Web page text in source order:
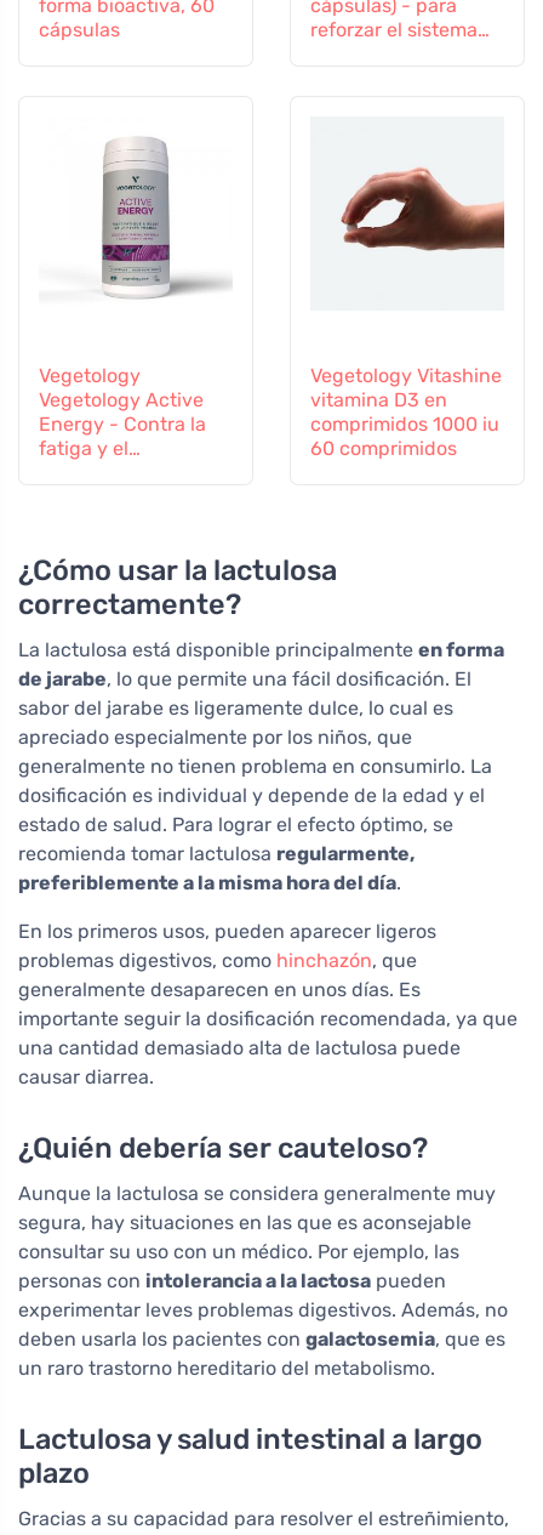
forma bioactiva, 60
cápsulas
cápsulas) - para
reforzar el sistema
Vegetology
Vegetology Active
Energy - Contra la
fatiga y el
Vegetology Vitashine
vitamina D3 en
comprimidos 1000 iu
60 comprimidos
¿Cómo usar la lactulosa
correctamente?
La lactulosa está disponible principalmente en forma
de jarabe, lo que permite una fácil dosificación. El
sabor del jarabe es ligeramente dulce, lo cual es
apreciado especialmente por los niños, que
generalmente no tienen problema en consumirlo. La
dosificación es individual y depende de la edad y el
estado de salud. Para lograr el efecto óptimo, se
recomienda tomar lactulosa regularmente,
preferiblemente a la misma hora del día.
En los primeros usos, pueden aparecer ligeros
problemas digestivos, como hinchazón, que
generalmente desaparecen en unos días. Es
importante seguir la dosificación recomendada, ya que
una cantidad demasiado alta de lactulosa puede
causar diarrea.
¿Quién debería ser cauteloso?
Aunque la lactulosa se considera generalmente muy
segura, hay situaciones en las que es aconsejable
consultar su uso con un médico. Por ejemplo, las
personas con intolerancia a la lactosa pueden
experimentar leves problemas digestivos. Además, no
deben usarla los pacientes con galactosemia, que es
un raro trastorno hereditario del metabolismo.
Lactulosa y salud intestinal a largo
plazo
Gracias a su capacidad para resolver el estreñimiento,